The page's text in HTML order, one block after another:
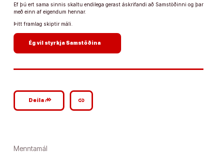
Ef þú ert sama sinnis skaltu endilega gerast áskrifandi að Samstöðinni og þar
með einn af eigendum hennar.
Þitt framlag skiptir máli.
Ég vil styrkja Samstöðina
Deilagoogle_plus_reshare link
Menntamál